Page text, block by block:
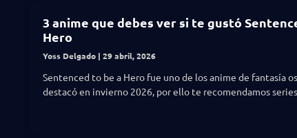
3 anime que debes ver si te gustó
Hero
Yoss Delgado 29 abril, 2026
Sentenced to be a Hero fue uno de los anime de fantasía
destacó en invierno 2026, por ello te recomendamos